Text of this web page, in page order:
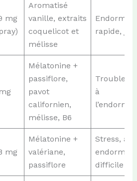
mg
Aromatisé
vanille, extraits
coquelicot et
mélisse
rapide,
Mélatonine +
passiflore,
pavot
californien,
mélisse, B6
Troubles
à
mg
Mélatonine +
valériane,
passiflore
Stress,
difficile